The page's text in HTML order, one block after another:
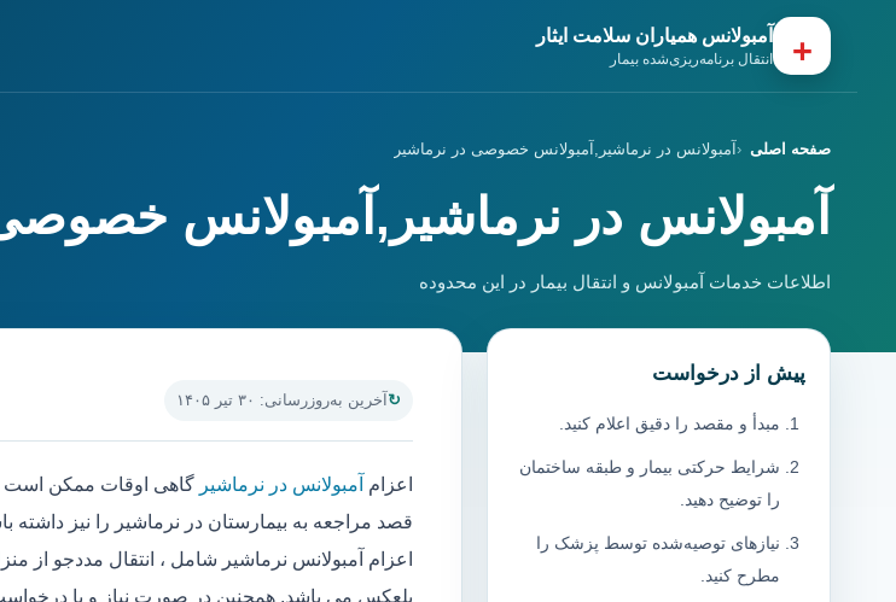
+ آمبولانس همیاران سلامت ایثار
انتقال برنامه‌ریزی‌شده بیمار
صفحه اصلی آمبولانس در نرماشیر,آمبولانس خصوصی در نرماشیر
آمبولانس در نرماشیر,آمبولانس
اطلاعات خدمات آمبولانس و انتقال بیمار در این محدوده
آخرین به‌روزرسانی: ۳۰ تیر ۱۴۰۵
اعزام آمبولانس در نرماشیر گاهی اوقات ممکن است
قصد مراجعه به بیمارستان در نرماشیر را نیز داشته
اعزام آمبولانس نرماشیر شامل ، انتقال مددجو از
بلعکس می باشد. همچنین در صورت نیاز و یا درخواست
پیش از درخواست
مبدأ و مقصد را دقیق اعلام کنید.
شرایط حرکتی بیمار و طبقه ساختمان
را توضیح دهید.
نیازهای توصیه‌شده توسط پزشک را
مطرح کنید.